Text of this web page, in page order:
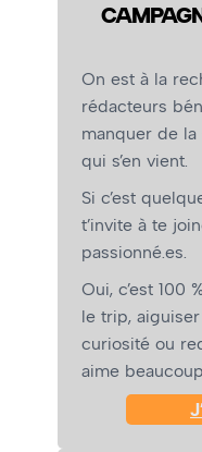
On est à la
rédacteurs
manquer de
qui s’en vient.
Si c’est
t’invite à te
passionné.es.
Oui, c’est 100
le trip,
curiosité ou
aime